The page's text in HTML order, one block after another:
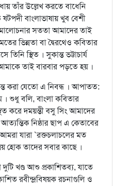
তাঁর উল্লেখ করতে বাধেনি
বাংলাভাষায় খুব বেশী
সততা আমাদের তাই
ভিন্নতা বা দ্বৈরথেও কবিতার
তিনি স্থিত । সুকান্ত ভট্টাচার্য
আমাকে তাই বারবার পড়তে হয় ।
করা যেতো এ নিবন্ধ । আপাতত:
। শুধু বলি, বাংলা কবিতার
করে দময়ন্তী বসু সিং আমাদের
নিষ্ঠার ছাপ এ কেতাবের
যারা `রক্তচলাচলের মত
হোক তাদের সবার কাছে ।
খণ্ড আশু প্রকাশিতব্য, যাতে
রবীন্দ্রবিষয়ক রচনাগুলি ও